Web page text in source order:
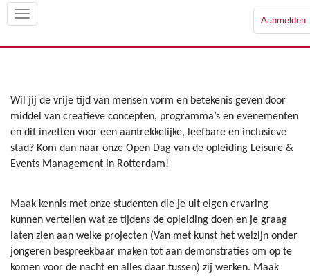
Aanmelden
Wil jij de vrije tijd van mensen vorm en betekenis geven door
middel van creatieve concepten, programma’s en evenementen
en dit inzetten voor een aantrekkelijke, leefbare en inclusieve
stad? Kom dan naar onze Open Dag van de opleiding Leisure &
Events Management in Rotterdam!
Maak kennis met onze studenten die je uit eigen ervaring
kunnen vertellen wat ze tijdens de opleiding doen en je graag
laten zien aan welke projecten (Van met kunst het welzijn onder
jongeren bespreekbaar maken tot aan demonstraties om op te
komen voor de nacht en alles daar tussen) zij werken. Maak